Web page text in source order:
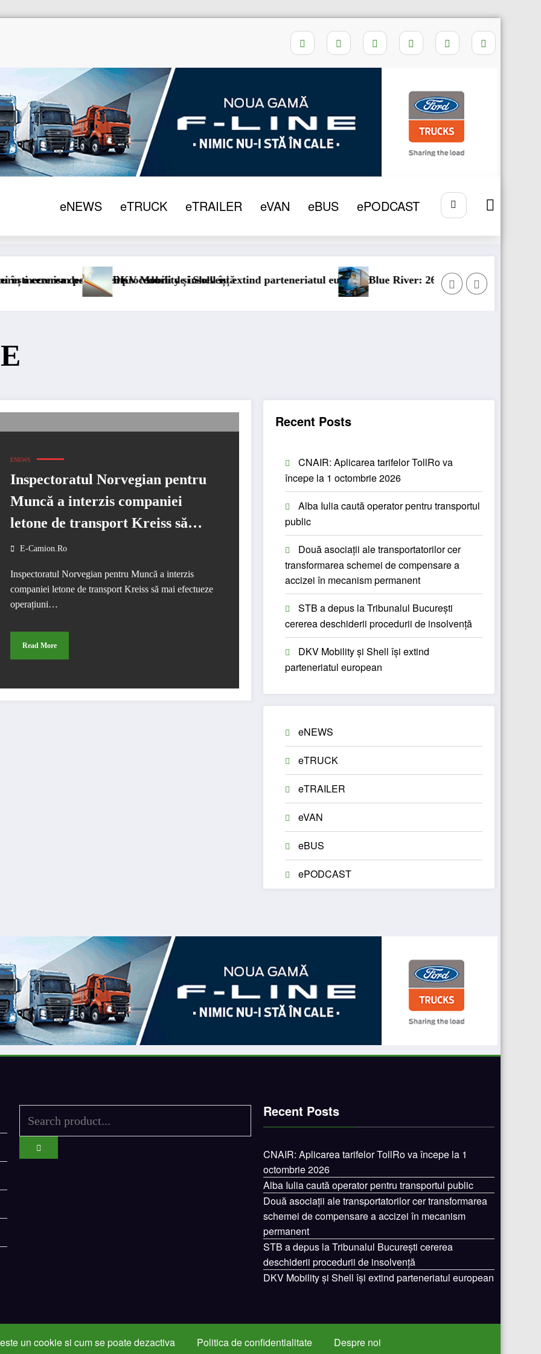
eNEWS eTRUCK eTRAILER eVAN eBUS ePODCAST
INTERZICE
procedurii de insolvență
DKV Mobility și Shell își extind parteneriatul europeanBlue River: 26.123 km cu un camion 100% electric
ENEWS
Inspectoratul Norvegian pentru
Muncă a interzis companiei
letone de transport Kreiss să
mai efectueze operațiuni de
E-Camion.ro
Inspectoratul Norvegian pentru Muncă a interzis
companiei letone de transport Kreiss să mai efectueze
operațiuni…
Read More
Recent Posts
CNAIR: Aplicarea tarifelor TollRo va
începe la 1 octombrie 2026
Alba Iulia caută operator pentru transportul
public
Două asociații ale transportatorilor cer
transformarea schemei de compensare a
accizei în mecanism permanent
STB a depus la Tribunalul București
cererea deschiderii procedurii de insolvență
DKV Mobility și Shell își extind
parteneriatul european
eNEWS
eTRUCK
eTRAILER
eVAN
eBUS
ePODCAST
Recent Posts
CNAIR: Aplicarea tarifelor TollRo va începe la 1
octombrie 2026
Alba Iulia caută operator pentru transportul public
Două asociații ale transportatorilor cer transformarea
schemei de compensare a accizei în mecanism
permanent
STB a depus la Tribunalul București cererea
deschiderii procedurii de insolvență
DKV Mobility și Shell își extind parteneriatul european
un cookie si cum se poate dezactiva Politica de confidentialitate Despre noi